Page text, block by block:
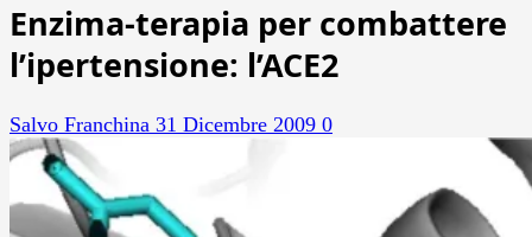
Enzima-terapia per combattere
l’ipertensione: l’ACE2
Salvo Franchina 31 Dicembre 2009 0